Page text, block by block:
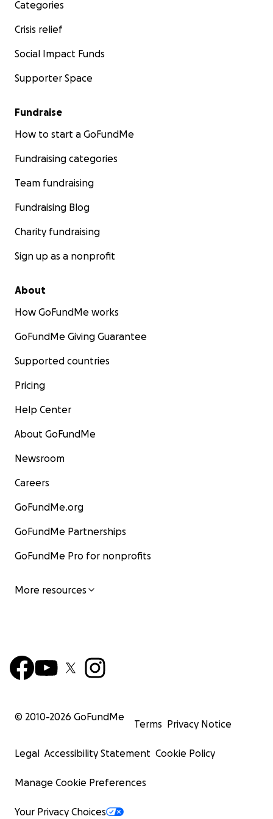
risonanza magnetica
scorrendo in basso.
*Rispetto a quanto scritto in precedenza, la micetta
Categories
Crisis relief
Social Impact Funds
Supporter Space
Fundraise
How to start a GoFundMe
Fundraising categories
Team fundraising
Fundraising Blog
Charity fundraising
Sign up as a nonprofit
About
How GoFundMe works
GoFundMe Giving Guarantee
Supported countries
Pricing
Help Center
About GoFundMe
Newsroom
Careers
GoFundMe.org
GoFundMe Partnerships
GoFundMe Pro for nonprofits
More resources
© 2010-2026 GoFundMe
Terms Privacy Notice
Legal Accessibility Statement Cookie Policy
Manage Cookie Preferences
Your Privacy Choices